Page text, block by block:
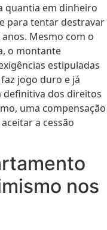
quantia em dinheiro
para tentar destravar
Mesmo com o
o montante
estipuladas
jogo duro e já
dos direitos
uma compensação
a cessão
nos